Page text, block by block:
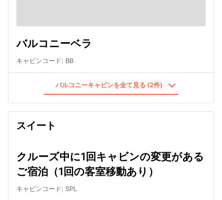
バルコニーベラ
キャビンコード: BB
バルコニーキャビンを全て見る (2件)
スイート
クルーズ中に1回キャビンの変更がある
ご宿泊（1回の客室移動あり）
キャビンコード: SPL